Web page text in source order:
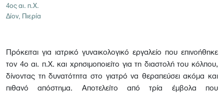
4ος αι. π.Χ.
Δίον, Πιερία
Πρόκειται για ιατρικό γυναικολογικό εργαλείο που επινοήθηκε
τον 4ο αι. π.Χ. και χρησιμοποιείτο για τη διαστολή του κόλπου,
δίνοντας τη δυνατότητα στο γιατρό να θεραπεύσει ακόμα και
πιθανό απόστημα. Αποτελείτο από τρία έμβολα που